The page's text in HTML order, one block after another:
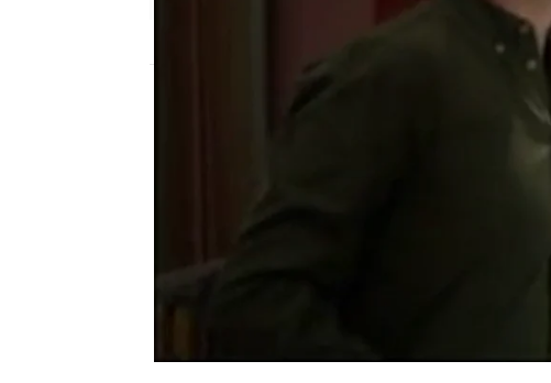
Mientras, Phil está ocupado
importante audiencia con
Jay enseña a Many a
que aprender Gloria) y
hasta ahora desconocido